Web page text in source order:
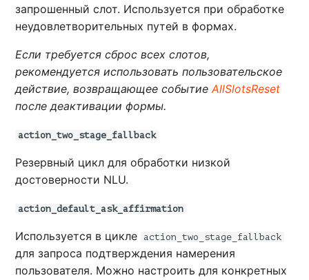
запрошенный слот. Используется при обработке
неудовлетворительных путей в формах.
Если требуется сброс всех слотов,
рекомендуется использовать пользовательское
действие, возвращающее событиеAllSlotsReset
после деактивации формы.
action_two_stage_fallback
Резервный цикл для обработки низкой
достоверности NLU.
action_default_ask_affirmation
Используется в цикле action_two_stage_fallback
для запроса подтверждения намерения
пользователя. Можно настроить для конкретных